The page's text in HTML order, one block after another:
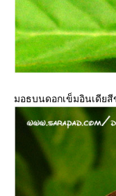
มอธบนดอกเข็มอินเดียสี